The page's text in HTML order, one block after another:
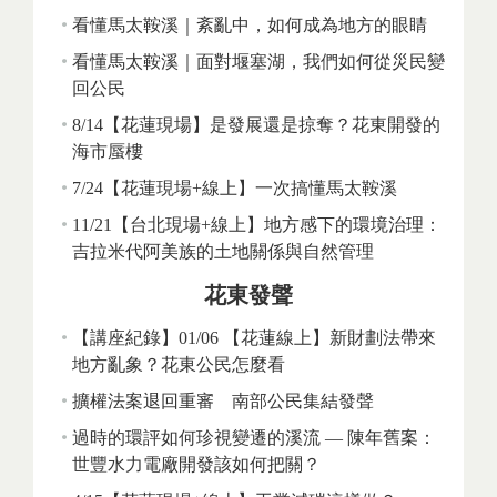
看懂馬太鞍溪｜紊亂中，如何成為地方的眼睛
看懂馬太鞍溪｜面對堰塞湖，我們如何從災民變
回公民
8/14【花蓮現場】是發展還是掠奪？花東開發的
海市蜃樓
7/24【花蓮現場+線上】一次搞懂馬太鞍溪
11/21【台北現場+線上】地方感下的環境治理：
吉拉米代阿美族的土地關係與自然管理
花東發聲
【講座紀錄】01/06 【花蓮線上】新財劃法帶來
地方亂象？花東公民怎麼看
擴權法案退回重審 南部公民集結發聲
過時的環評如何珍視變遷的溪流 — 陳年舊案：
世豐水力電廠開發該如何把關？